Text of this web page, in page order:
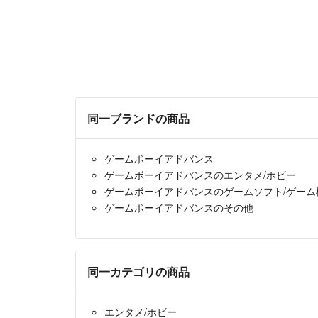
同一ブランドの商品
ゲームボーイアドバンス
ゲームボーイアドバンスのエンタメ/ホビー
ゲームボーイアドバンスのゲームソフト/ゲー
ゲームボーイアドバンスのその他
同一カテゴリの商品
エンタメ/ホビー